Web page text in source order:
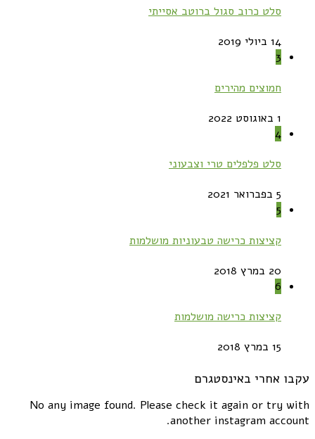
סלט כרוב סגול ברוטב אסייתי
14 ביולי 2019
3
חמוצים מהירים
1 באוגוסט 2022
4
סלט פלפלים טרי וצבעוני
5 בפברואר 2021
5
קציצות כרישה טבעוניות מושלמות
20 במרץ 2018
6
קציצות כרישה מושלמות
15 במרץ 2018
עקבו אחרי באינסטגרם
No any image found. Please check it again or try with
another instagram account.